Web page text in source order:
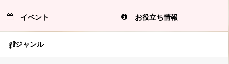
イベント お役立ち情報
ジャンル